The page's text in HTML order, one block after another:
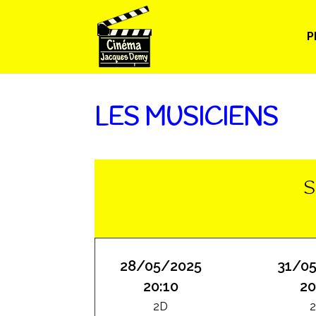
LES MUSICIENS
28/05/2025
20:10
2D
31/